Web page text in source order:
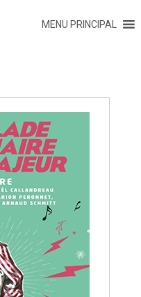
MENU PRINCIPAL